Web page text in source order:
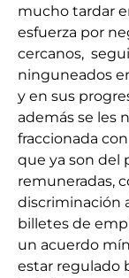
mucho tardar
esfuerza por
cercanos,
ninguneados
y en sus
además se les
fraccionada
que ya son del
remuneradas,
discriminación
billetes de
un acuerdo
estar regulado